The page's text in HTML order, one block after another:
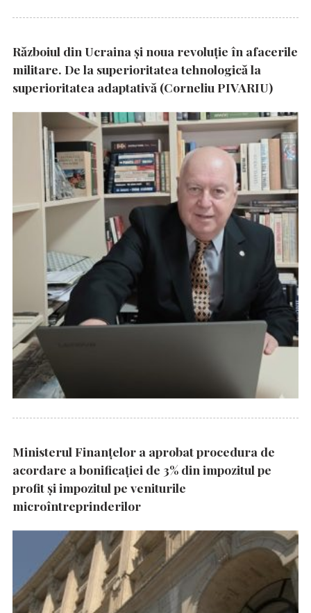
Războiul din Ucraina și noua revoluție în afacerile
militare. De la superioritatea tehnologică la
superioritatea adaptativă (Corneliu PIVARIU)
Ministerul Finanțelor a aprobat procedura de
acordare a bonificației de 3% din impozitul pe
profit și impozitul pe veniturile
microîntreprinderilor